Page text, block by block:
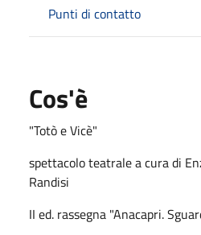
Punti di contatto
Cos'è
"Totò e Vicè"
spettacolo teatrale a cura di
Randisi
II ed. rassegna "Anacapri.